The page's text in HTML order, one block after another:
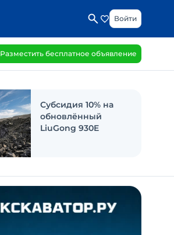
Войти
Разместить бесплатное объявление
Субсидия 10% на
обновлённый
LiuGong 930E